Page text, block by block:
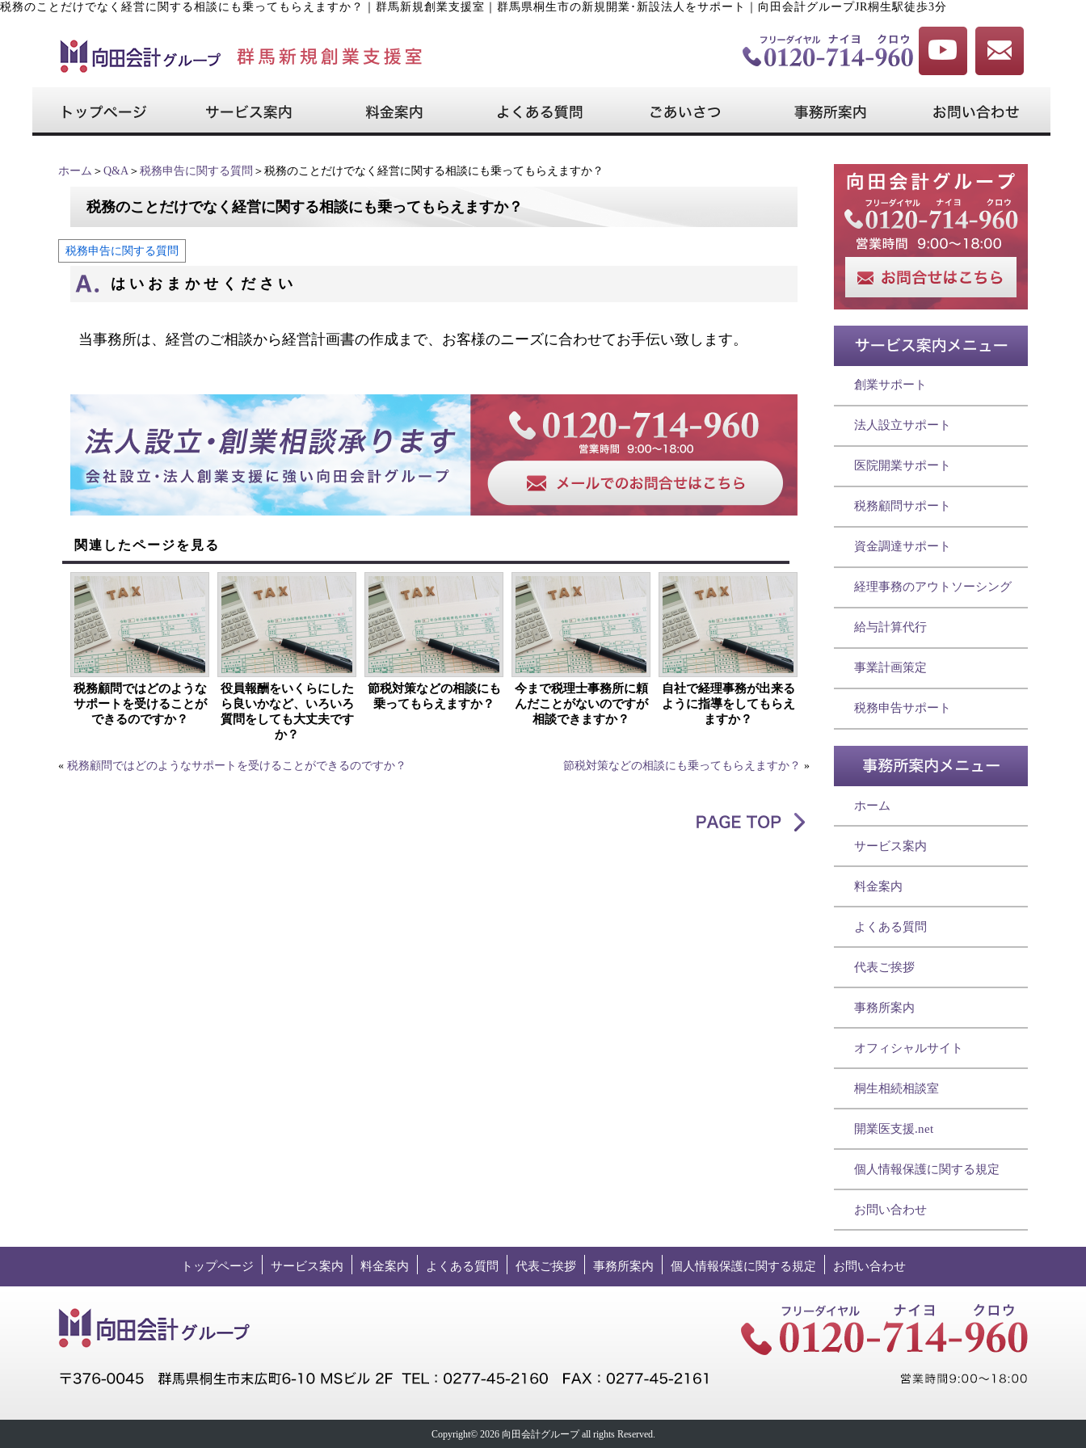
税務のことだけでなく経営に関する相談にも乗ってもらえますか？ 群馬新規創業支援室｜群馬県桐生市の新規開業･新設法人をサポート｜向田会計グループJR桐生駅徒歩3分
ホーム ＞ Q&A ＞ 税務申告に関する質問 ＞税務のことだけでなく経営に関する相談にも乗ってもらえますか？
税務のことだけでなく経営に関する相談にも乗ってもらえますか？
税務申告に関する質問
はいおまかせください
当事務所は、経営のご相談から経営計画書の作成まで、お客様のニーズに合わせてお手伝い致します。
関連したページを見る
税務顧問ではどのような
サポートを受けることが
できるのですか？
役員報酬をいくらにした
ら良いかなど、いろいろ
質問をしても大丈夫です
か？
節税対策などの相談にも
乗ってもらえますか？
今まで税理士事務所に頼
んだことがないのですが
相談できますか？
自社で経理事務が出来る
ように指導をしてもらえ
ますか？
« 税務顧問ではどのようなサポートを受けることができるのですか？ 節税対策などの相談にも乗ってもらえますか？ »
創業サポート
法人設立サポート
医院開業サポート
税務顧問サポート
資金調達サポート
経理事務のアウトソーシング
給与計算代行
事業計画策定
税務申告サポート
ホーム
サービス案内
料金案内
よくある質問
代表ご挨拶
事務所案内
オフィシャルサイト
桐生相続相談室
開業医支援.net
個人情報保護に関する規定
お問い合わせ
トップページ サービス案内 料金案内 よくある質問 代表ご挨拶 事務所案内 個人情報保護に関する規定 お問い合わせ
Copyright© 2026 向田会計グループ all rights Reserved.